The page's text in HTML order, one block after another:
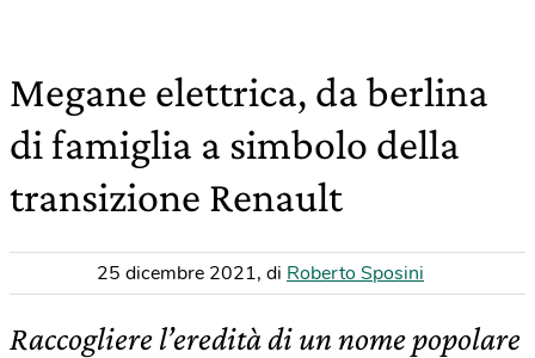
Megane elettrica, da berlina
di famiglia a simbolo della
transizione Renault
25 dicembre 2021, di Roberto Sposini
Raccogliere l’eredità di un nome popolare